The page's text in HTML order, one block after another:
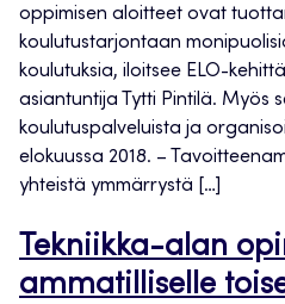
oppimisen aloitteet ovat
koulutustarjontaan
koulutuksia, iloitsee ELO-
asiantuntija Tytti Pintilä. Myös
koulutuspalveluista ja
elokuussa 2018. –
yhteistä ymmärrystä […]
Tekniikka-alan
ammatilliselle